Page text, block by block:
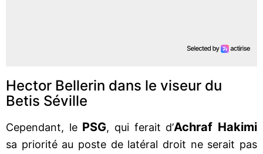
Hector Bellerin dans le viseur du
Betis Séville
Cependant, le PSG, qui ferait d’Achraf Hakimi
sa priorité au poste de latéral droit ne serait pas